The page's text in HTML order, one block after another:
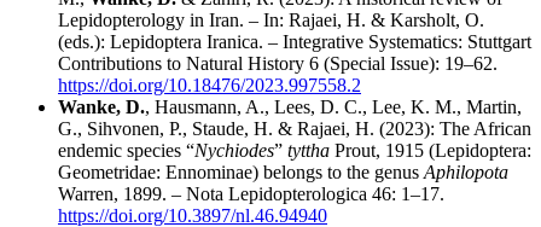
Lepidopterology in Iran. – In: Rajaei, H. & Karsholt, O.
(eds.): Lepidoptera Iranica. – Integrative Systematics: Stuttgart
Contributions to Natural History 6 (Special Issue): 19–62.
https://doi.org/10.18476/2023.997558.2
Wanke, D., Hausmann, A., Lees, D. C., Lee, K. M., Martin,
G., Sihvonen, P., Staude, H. & Rajaei, H. (2023): The African
endemic species “Nychiodes” tyttha Prout, 1915 (Lepidoptera:
Geometridae: Ennominae) belongs to the genus Aphilopota
Warren, 1899. – Nota Lepidopterologica 46: 1–17.
https://doi.org/10.3897/nl.46.94940